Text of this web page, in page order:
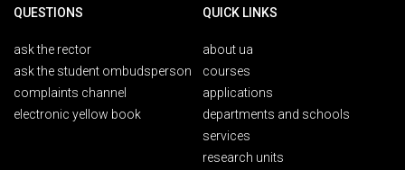
QUESTIONS
ask the rector
ask the student ombudsperson
complaints channel
electronic yellow book
QUICK LINKS
about ua
courses
applications
departments and schools
services
research units